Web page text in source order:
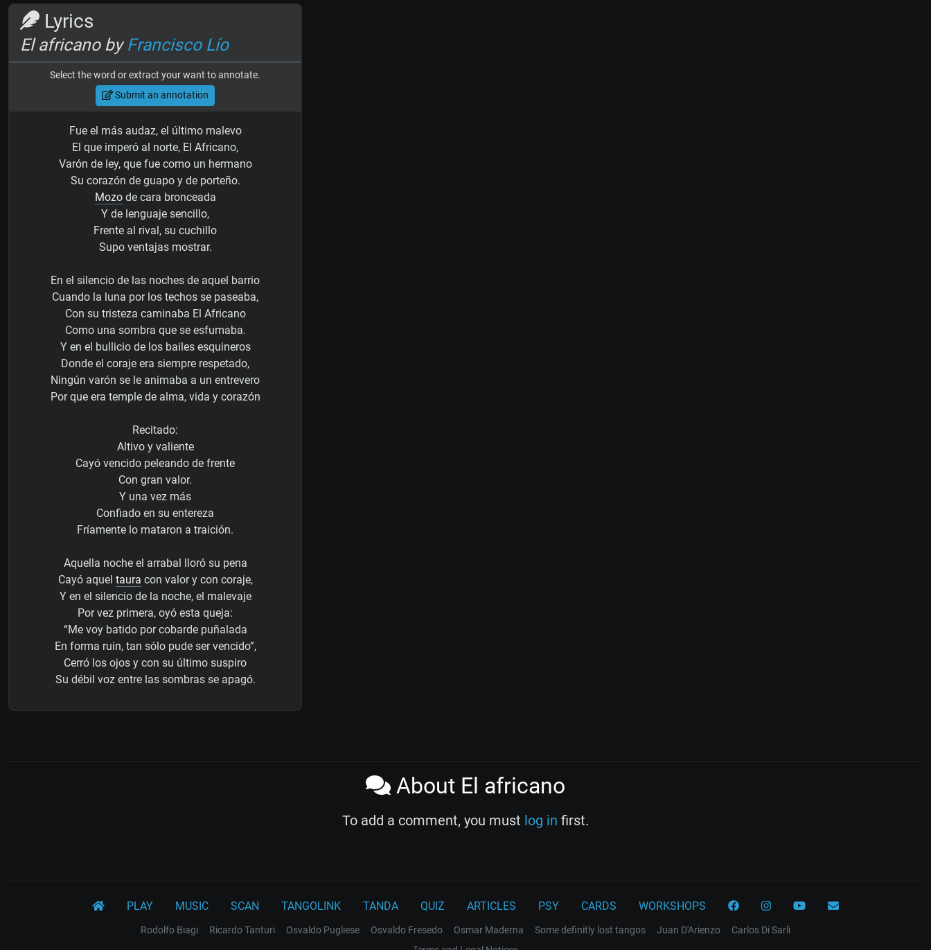
Lyrics
El africano byFrancisco Lío
Select the word or extract your want to annotate.
Submit an annotation
Fue el más audaz, el último malevo
El que imperó al norte, El Africano,
Varón de ley, que fue como un hermano
Su corazón de guapo y de porteño.
Mozode cara bronceada
Y de lenguaje sencillo,
Frente al rival, su cuchillo
Supo ventajas mostrar.
En el silencio de las noches de aquel barrio
Cuando la luna por los techos se paseaba,
Con su tristeza caminaba El Africano
Como una sombra que se esfumaba.
Y en el bullicio de los bailes esquineros
Donde el coraje era siempre respetado,
Ningún varón se le animaba a un entrevero
Por que era temple de alma, vida y corazón
Recitado:
Altivo y valiente
Cayó vencido peleando de frente
Con gran valor.
Y una vez más
Confiado en su entereza
Fríamente lo mataron a traición.
Aquella noche el arrabal lloró su pena
Cayó aquel taura con valor y con coraje,
Y en el silencio de la noche, el malevaje
Por vez primera, oyó esta queja:
“Me voy batido por cobarde puñalada
En forma ruin, tan sólo pude ser vencido”,
Cerró los ojos y con su último suspiro
Su débil voz entre las sombras se apagó.
About El africano
To add a comment, you must log in first.
PLAY MUSIC SCAN TANGOLINK TANDA QUIZ ARTICLES PSY CARDS WORKSHOPS
Rodolfo Biagi Ricardo Tanturi Osvaldo Pugliese Osvaldo Fresedo Osmar Maderna Some definitly lost tangos Juan D'Arienzo
Carlos Di Sarli